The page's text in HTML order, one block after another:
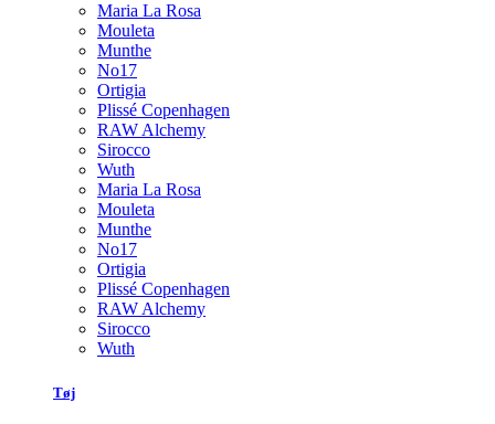
Maria La Rosa
Mouleta
Munthe
No17
Ortigia
Plissé Copenhagen
RAW Alchemy
Sirocco
Wuth
Maria La Rosa
Mouleta
Munthe
No17
Ortigia
Plissé Copenhagen
RAW Alchemy
Sirocco
Wuth
Tøj